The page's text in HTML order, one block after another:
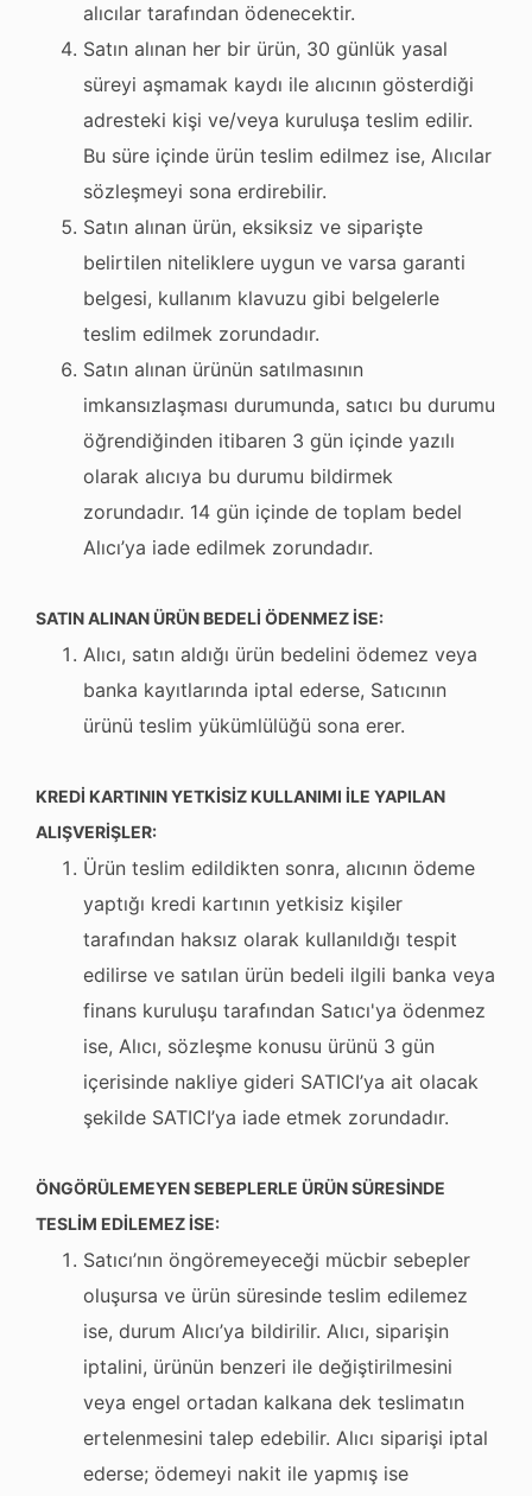
alıcılar tarafından ödenecektir.
Satın alınan her bir ürün, 30 günlük yasal
süreyi aşmamak kaydı ile alıcının gösterdiği
adresteki kişi ve/veya kuruluşa teslim edilir.
Bu süre içinde ürün teslim edilmez ise, Alıcılar
sözleşmeyi sona erdirebilir.
Satın alınan ürün, eksiksiz ve siparişte
belirtilen niteliklere uygun ve varsa garanti
belgesi, kullanım klavuzu gibi belgelerle
teslim edilmek zorundadır.
Satın alınan ürünün satılmasının
imkansızlaşması durumunda, satıcı bu durumu
öğrendiğinden itibaren 3 gün içinde yazılı
olarak alıcıya bu durumu bildirmek
zorundadır. 14 gün içinde de toplam bedel
Alıcı’ya iade edilmek zorundadır.
SATIN ALINAN ÜRÜN BEDELİ ÖDENMEZ İSE:
Alıcı, satın aldığı ürün bedelini ödemez veya
banka kayıtlarında iptal ederse, Satıcının
ürünü teslim yükümlülüğü sona erer.
KREDİ KARTININ YETKİSİZ KULLANIMI İLE YAPILAN
ALIŞVERİŞLER:
Ürün teslim edildikten sonra, alıcının ödeme
yaptığı kredi kartının yetkisiz kişiler
tarafından haksız olarak kullanıldığı tespit
edilirse ve satılan ürün bedeli ilgili banka veya
finans kuruluşu tarafından Satıcı'ya ödenmez
ise, Alıcı, sözleşme konusu ürünü 3 gün
içerisinde nakliye gideri SATICI’ya ait olacak
şekilde SATICI’ya iade etmek zorundadır.
ÖNGÖRÜLEMEYEN SEBEPLERLE ÜRÜN SÜRESİNDE
TESLİM EDİLEMEZ İSE:
Satıcı’nın öngöremeyeceği mücbir sebepler
oluşursa ve ürün süresinde teslim edilemez
ise, durum Alıcı’ya bildirilir. Alıcı, siparişin
iptalini, ürünün benzeri ile değiştirilmesini
veya engel ortadan kalkana dek teslimatın
ertelenmesini talep edebilir. Alıcı siparişi iptal
ederse; ödemeyi nakit ile yapmış ise